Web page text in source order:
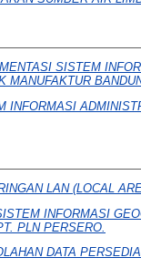
SISTEM
MANUFAKTUR
INFORMASI
LAN (LOCAL
INFORMASI
PLN PERSERO.
DATA